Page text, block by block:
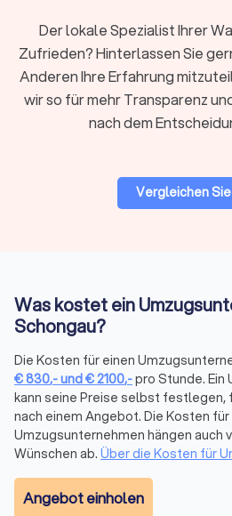
Endreinigung durchführen. Bei
vielen empfindlichen
eingeschränkten
beruflicher Belastung
professionelles Rundum-
Preise & Modelle in
Richtwerte
Umzugshelfer 25–40 € pro
Möbelpacker 30–50 € pro
LKW mit
Fahrer
50–100 € pro
Der lokale Spezialist Ihrer
Zufrieden? Hinterlassen Sie
Anderen Ihre Erfahrung
wir so für mehr Transparenz
nach dem
Vergleichen
Was kostet ein
Schongau?
Die Kosten für einen
€830,-und€2100,-pro Stunde. Ein
kann seine Preise selbst festlegen,
nach einem Angebot. Die Kosten für
Umzugsunternehmen hängen auch
Wünschen ab. Über die Kosten für
Angebot einholen